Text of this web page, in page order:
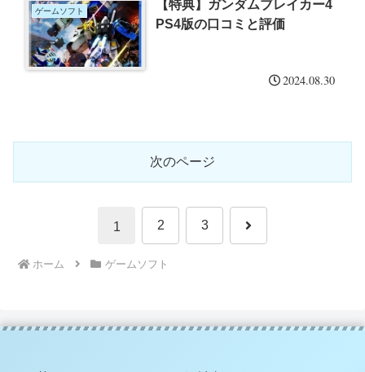
ゲームソフト
【特典】ガンダムブレイカー4
PS4版の口コミと評価
2024.08.30
次のページ
1 2 3
ホーム ゲームソフト